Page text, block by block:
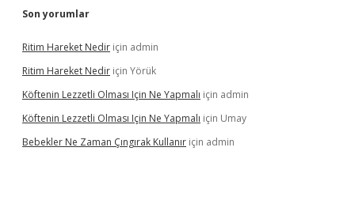
Son yorumlar
Ritim Hareket Nedir için admin
Ritim Hareket Nedir için Yörük
Köftenin Lezzetli Olması Için Ne Yapmalı için admin
Köftenin Lezzetli Olması Için Ne Yapmalı için Umay
Bebekler Ne Zaman Çıngırak Kullanır için admin